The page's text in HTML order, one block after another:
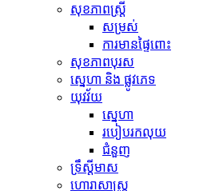
សុខភាពស្រ្តី
សម្រស់
ការមានផ្ទៃពោះ
សុខភាពបុរស
ស្នេហា និង ផ្លូវភេទ
យុវវ័យ
ស្នេហា
របៀបរកលុយ
ជំនួញ
ទ្រឹស្តីមាស
ហោរាសាស្រ្ត